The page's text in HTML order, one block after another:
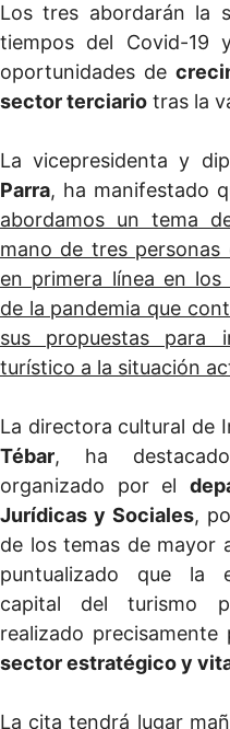
Los tres abordarán la
tiempos del Covid-19
oportunidades de
sector terciario tras la
La vicepresidenta y
Parra, ha manifestado
abordamos un tema
mano de tres
en primera línea en
de la pandemia que
sus propuestas para
turístico a la situación
La directora cultural de
Tébar, ha
organizado por el
Jurídicas y Sociales,
de los temas de mayor
puntualizado que la
capital del turismo
realizado
sector estratégico y
La cita tendrá lugar